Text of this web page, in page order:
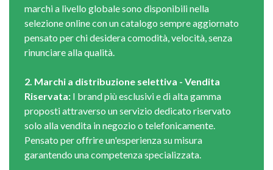
marchi a livello globale sono disponibili nella
selezione online con un catalogo sempre aggiornato
pensato per chi desidera comodità, velocità, senza
rinunciare alla qualità.
2. Marchi a distribuzione selettiva - Vendita
Riservata: I brand più esclusivi e di alta gamma
proposti attraverso un servizio dedicato riservato
solo alla vendita in negozio o telefonicamente.
Pensato per offrire un'esperienza su misura
garantendo una competenza specializzata.